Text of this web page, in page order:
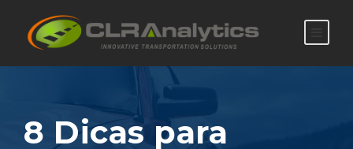
8 Dicas para